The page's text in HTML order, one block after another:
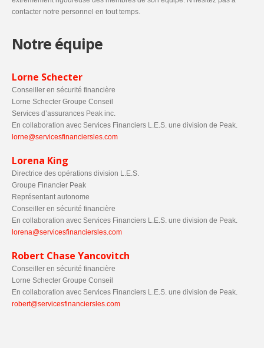
contacter notre personnel en tout temps.
Notre équipe
Lorne Schecter
Conseiller en sécurité financière
Lorne Schecter Groupe Conseil
Services d’assurances Peak inc.
En collaboration avec Services Financiers L.E.S. une division de Peak.
lorne@servicesfinanciersles.com
Lorena King
Directrice des opérations division L.E.S.
Groupe Financier Peak
Représentant autonome
Conseiller en sécurité financière
En collaboration avec Services Financiers L.E.S. une division de Peak.
lorena@servicesfinanciersles.com
Robert Chase Yancovitch
Conseiller en sécurité financière
Lorne Schecter Groupe Conseil
En collaboration avec Services Financiers L.E.S. une division de Peak.
robert@servicesfinanciersles.com